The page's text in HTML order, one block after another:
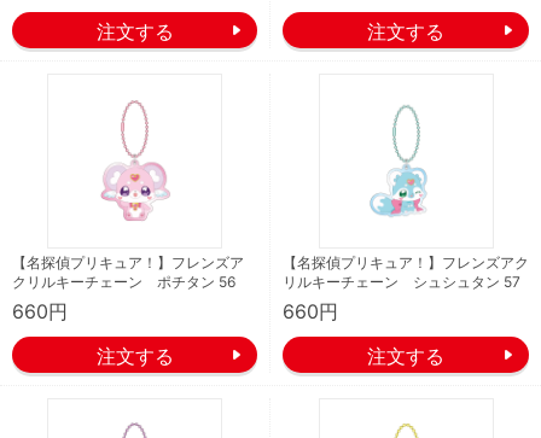
【名探偵プリキュア！】フレンズア
クリルキーチェーン ポチタン 56
660円
【名探偵プリキュア！】フレンズアク
リルキーチェーン シュシュタン 57
660円